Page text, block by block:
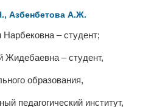
Азбенбетова А.Ж.
– студент;
Жидебаевна – студент,
образования,
педагогический институт,